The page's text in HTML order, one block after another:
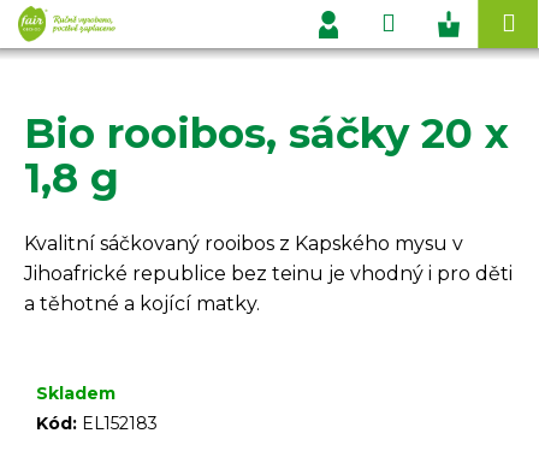
Přejít
na
obsah
Hledat
Přihlášení
Bio rooibos, sáčky 20 x
1,8 g
Kvalitní sáčkovaný rooibos z Kapského mysu v
Jihoafrické republice bez teinu je vhodný i pro děti
a těhotné a kojící matky.
Skladem
Kód: EL152183
K
o
Zpět
Zpět
C
o
p
o
t
ř
e
u